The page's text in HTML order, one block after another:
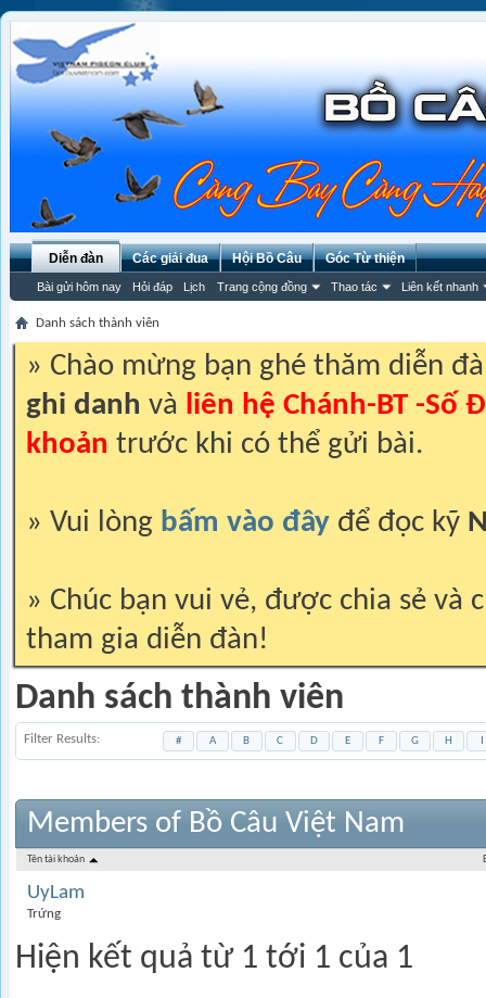
Diễn đàn
Bài gửi hôm nay Hỏi đáp Lịch Trang cộng đồng Thao tác Liên kết nhanh
Các giải đua Hội Bồ Câu Góc Từ thiện
Danh sách thành viên
» Chào mừng bạn ghé thăm diễn
ghi danh và liên hệ Chánh-BT -Số
khoản trước khi có thể gửi bài.
» Vui lòng bấm vào đây để đọc kỹ
» Chúc bạn vui vẻ, được chia sẻ và
tham gia diễn đàn!
Danh sách thành viên
Filter Results # A B C D E F G H
Members of Bồ Câu Việt Nam
Tên tài khoản
UyLam
Trứng
Hiện kết quả từ 1 tới 1 của 1